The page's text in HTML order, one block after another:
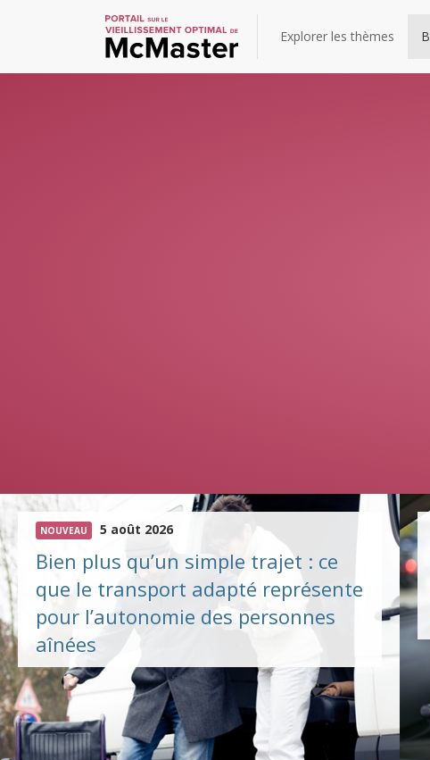
Explorer les thèmes
NOUVEAU 5 août 2026
Bien plus qu’un simple trajet : ce
que le transport adapté représente
pour l’autonomie des personnes
aînées